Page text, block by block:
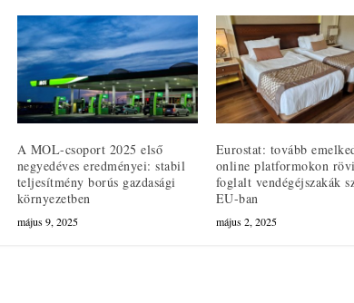
A MOL-csoport 2025 első
negyedéves eredményei: stabil
teljesítmény borús gazdasági
környezetben
május 9, 2025
Eurostat: tovább
online platformokon
foglalt vendégéjszakák
EU-ban
május 2, 2025